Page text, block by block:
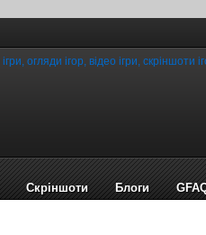
Cкріншоти Блоги